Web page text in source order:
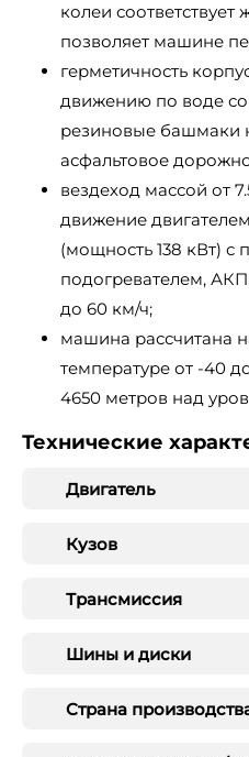
колеи
позволяет машине
герметичность
движению по воде со
резиновые башмаки
асфальтовое
вездеход массой от
движение
(мощность 138 кВт) с
подогревателем,
до 60 км/ч;
машина рассчитана
температуре от -40
4650 метров над
Технические
Двигатель
Кузов
Трансмиссия
Шины и диски
Страна